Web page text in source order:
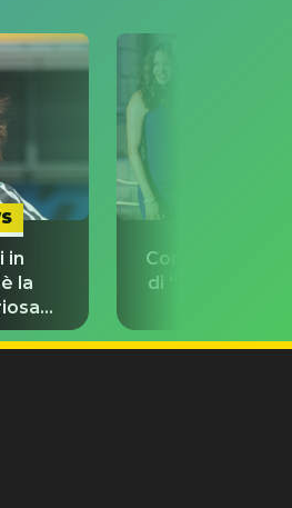
in
la
Con chi stanno
di “Odissea”?